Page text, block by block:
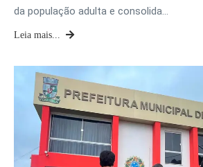
da população adulta e consolida…
Leia mais...